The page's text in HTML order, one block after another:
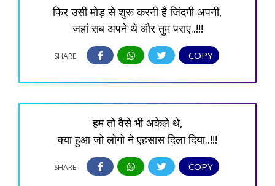
फिर उसी मोड़ से शुरू करनी है जिंदगी अपनी,
जहां सब अपने थे और तुम पराए..!!!
SHARE: COPY
हम तो वैसे भी अकेले थे,
क्या हुआ जो लोगो ने एहसास दिला दिया..!!!
SHARE: COPY